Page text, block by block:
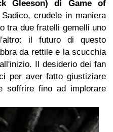
Gleeson) di Game of
Sadico, crudele in maniera
tra due fratelli gemelli uno
il futuro di questo
da rettile e la scucchia
Il desiderio dei fan
per aver fatto giustiziare
soffrire fino ad implorare